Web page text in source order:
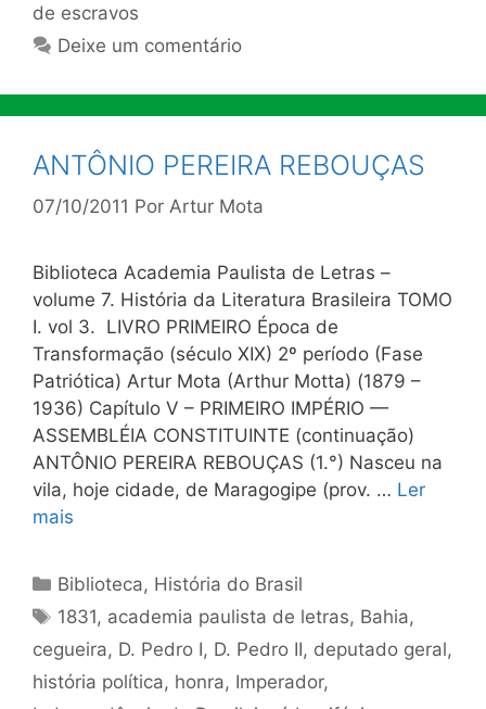
de escravos
Deixe um comentário
ANTÔNIO PEREIRA REBOUÇAS
07/10/2011 Por Artur Mota
Biblioteca Academia Paulista de Letras –
volume 7. História da Literatura Brasileira TOMO
I. vol 3. LIVRO PRIMEIRO Época de
Transformação (século XIX) 2º período (Fase
Patriótica) Artur Mota (Arthur Motta) (1879 –
1936) Capítulo V – PRIMEIRO IMPÉRIO —
ASSEMBLÉIA CONSTITUINTE (continuação)
ANTÔNIO PEREIRA REBOUÇAS (1.°) Nasceu na
vila, hoje cidade, de Maragogipe (prov. … Ler
mais
Categorias
Biblioteca, História do Brasil
Tags
1831, academia paulista de letras, Bahia,
cegueira, D. Pedro I, D. Pedro II, deputado geral,
história política, honra, Imperador,